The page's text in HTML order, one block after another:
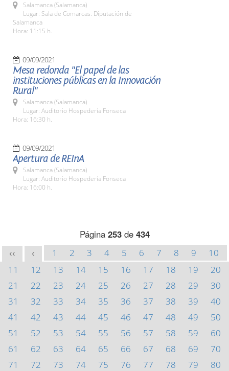
Salamanca (Salamanca)
Lugar: Sala de Comarcas. Diputación de
Salamanca
Hora: 11:15 h.
09/09/2021
Mesa redonda "El papel de las
instituciones públicas en la Innovación
Rural"
Salamanca (Salamanca)
Lugar: Auditorio Hospedería Fonseca
Hora: 16:30 h.
09/09/2021
Apertura de REInA
Salamanca (Salamanca)
Lugar: Auditorio Hospedería Fonseca
Hora: 16:00 h.
Página 253de 434
<< < 1 2 3 4 5 6 7 8 9
10
11
12 13 14 15 16 17 18 19
20
21
22 23 24 25 26 27 28 29
30
31
32 33 34 35 36 37 38 39
40
41
42 43 44 45 46 47 48 49
50
51
52 53 54 55 56 57 58 59
60
61
62 63 64 65 66 67 68 69
70
71
72 73 74 75 76 77 78 79
80